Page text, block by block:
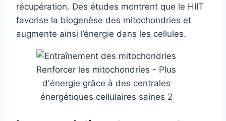
récupération. Des études montrent que le HIIT
favorise la biogenèse des mitochondries et
augmente ainsi l’énergie dans les cellules.
Renforcer les mitochondries - Plus
d'énergie grâce à des centrales
énergétiques cellulaires saines 2